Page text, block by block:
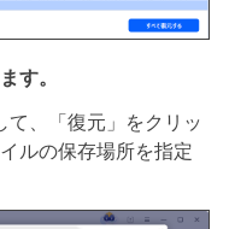
す。
、「復元」をクリッ
ルの保存場所を指定